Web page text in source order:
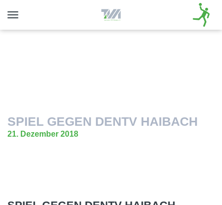
Toggle
SPIEL GEGEN DENTV HAIBACH
21. Dezember 2018